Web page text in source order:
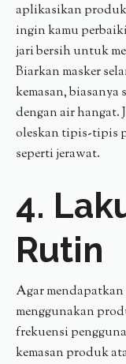
aplikasikan produk
ingin kamu
jari bersih untuk
Biarkan masker
kemasan, biasanya
dengan air hangat.
oleskan tipis-tipis
seperti jerawat.
4.
Rutin
Agar
menggunakan
frekuensi
kemasan produk